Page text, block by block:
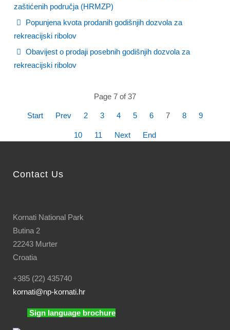
zaštićenih područja (HRMZP)
Popunjena kvota prodanih godišnjih dozvola za
rekreacijski ribolov
Obavijest o prodaji posebnih godišnjih dozvola za
rekreacijski ribolov
Page 7 of 37
Start Prev 2 3 4 5 6 7 8 9
10 11 Next End
Contact Us
Kornati National Park
Butina 2
22243 Murter
Croatia
+385 (22) 435740
kornati@np-kornati.hr
Sign language brochure